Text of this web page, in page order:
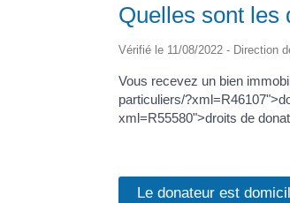
Quelles sont les
Vérifié le 11/08/2022 - Direction
Vous recevez un bien
particuliers/
xml=R55580">droits de
Le donateur est